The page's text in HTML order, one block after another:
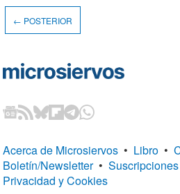
← POSTERIOR
Acerca de Microsiervos • Libro •
Boletín/Newsletter • Suscripciones
Privacidad y Cookies